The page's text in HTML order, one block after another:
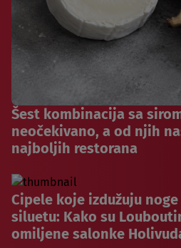
Šest kombinacija sa
neočekivano, a od njih
najboljih restorana
Cipele koje izdužuju
siluetu: Kako su
omiljene salonke